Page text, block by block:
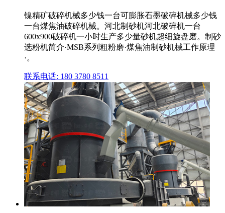
镍精矿破碎机械多少钱一台可膨胀石墨破碎机械多少钱
一台煤焦油破碎机械。河北制砂机河北破碎机一台
600x900破碎机一小时生产多少量砂机超细旋盘磨。制砂
选粉机简介·MSB系列粗粉磨·煤焦油制砂机械工作原理
·。
联系电话: 180 3780 8511